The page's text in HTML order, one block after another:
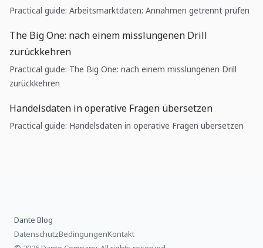
Practical guide: Arbeitsmarktdaten: Annahmen getrennt prüfen
The Big One: nach einem misslungenen Drill
zurückkehren
Practical guide: The Big One: nach einem misslungenen Drill
zurückkehren
Handelsdaten in operative Fragen übersetzen
Practical guide: Handelsdaten in operative Fragen übersetzen
Dante Blog
DatenschutzBedingungenKontakt